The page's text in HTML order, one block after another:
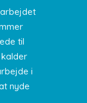
til
kalder
i
nyde